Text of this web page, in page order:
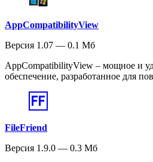
AppCompatibilityView
Версия 1.07 — 0.1 Мб
AppCompatibilityView – мощное и
обеспечение, разработанное для
FileFriend
Версия 1.9.0 — 0.3 Мб